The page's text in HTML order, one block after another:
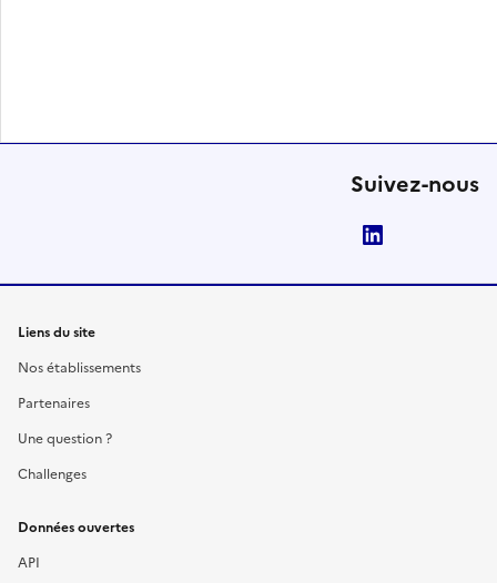
Suivez-nous
Liens du site
Nos établissements
Partenaires
Une question ?
Challenges
Données ouvertes
API